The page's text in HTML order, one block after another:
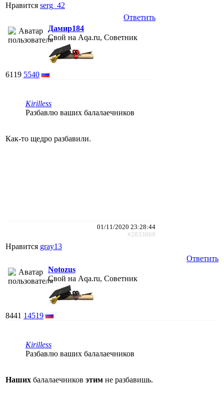
Нравится serg_42
Ответить
Дамир184
Свой на Aqa.ru, Советник
6119 5540
Kirilless
Разбавлю ваших балалаечников
Как-то щедро разбавили.
01/11/2020 23:28:44
#2833869
Нравится gray13
Ответить
Notozus
Свой на Aqa.ru, Советник
8441 14519
Kirilless
Разбавлю ваших балалаечников
Наших балалаечников этим не разбавишь.